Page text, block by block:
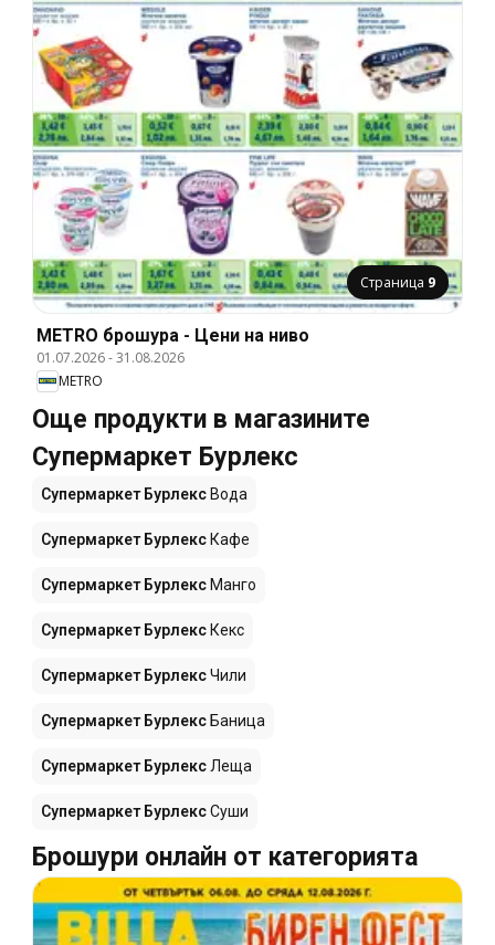
Страница 9
METRO брошура - Цени на ниво
01.07.2026-31.08.2026
METRO
Още продукти в магазините
Супермаркет Бурлекс
Супермаркет Бурлекс Вода
Супермаркет Бурлекс Кафе
Супермаркет Бурлекс Манго
Супермаркет Бурлекс Кекс
Супермаркет БурлексЧили
Супермаркет Бурлекс Баница
Супермаркет Бурлекс Леща
Супермаркет БурлексСуши
Брошури онлайн от категорията